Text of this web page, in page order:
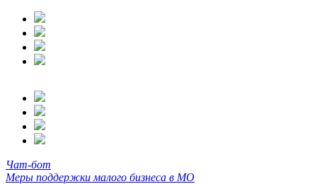
Чат-бот
Меры поддержки малого бизнеса в МО